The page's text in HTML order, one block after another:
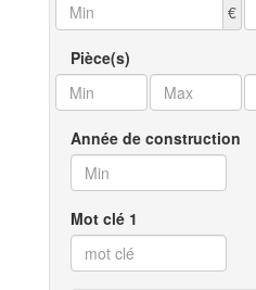
€
Pièce(s)
Année de construction
Mot clé 1